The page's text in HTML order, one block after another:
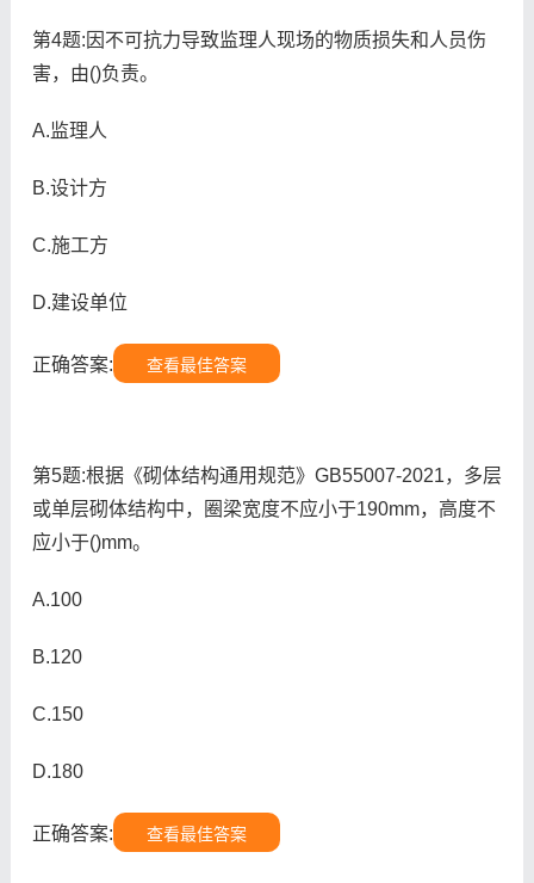
第4题:因不可抗力导致监理人现场的物质损失和人员伤
害，由()负责。
A.监理人
B.设计方
C.施工方
D.建设单位
正确答案: 查看最佳答案
第5题:根据《砌体结构通用规范》GB55007-2021，多层
或单层砌体结构中，圈梁宽度不应小于190mm，高度不
应小于()mm。
A.100
B.120
C.150
D.180
正确答案: 查看最佳答案